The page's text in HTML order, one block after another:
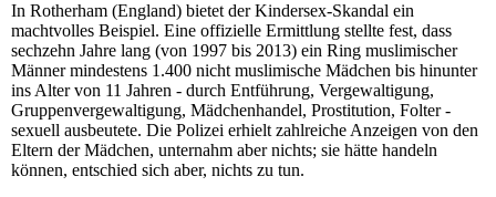
In Rotherham (England) bietet der Kindersex-Skandal ein
machtvolles Beispiel. Eine offizielle Ermittlung stellte fest, dass
sechzehn Jahre lang (von 1997 bis 2013) ein Ring muslimischer
Männer mindestens 1.400 nicht muslimische Mädchen bis hinunter
ins Alter von 11 Jahren - durch Entführung, Vergewaltigung,
Gruppenvergewaltigung, Mädchenhandel, Prostitution, Folter -
sexuell ausbeutete. Die Polizei erhielt zahlreiche Anzeigen von den
Eltern der Mädchen, unternahm aber nichts; sie hätte handeln
können, entschied sich aber, nichts zu tun.